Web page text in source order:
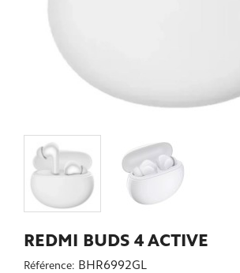
REDMI BUDS 4 ACTIVE
Référence: BHR6992GL